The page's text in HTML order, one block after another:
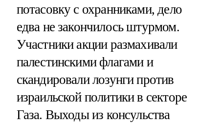
потасовку с охранниками, дело
едва не закончилось штурмом.
Участники акции размахивали
палестинскими флагами и
скандировали лозунги против
израильской политики в секторе
Газа. Выходы из консульства